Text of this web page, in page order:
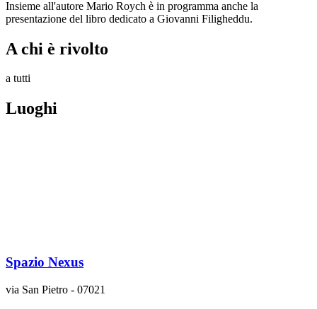
Insieme all'autore Mario Roych è in programma anche la
presentazione del libro dedicato a Giovanni Filigheddu.
A chi è rivolto
a tutti
Luoghi
Spazio Nexus
via San Pietro - 07021